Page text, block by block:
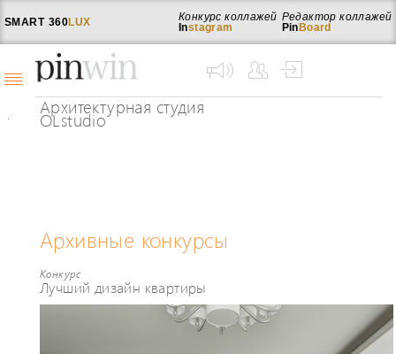
SMART 360LUX
Редактор коллажей
Pin Board
Конкурс коллажей
Instagram
Архитектурная студия
OLstudio
Архивные конкурсы
Конкурс
Лучший дизайн квартиры